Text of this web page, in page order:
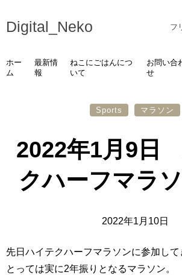
Digital_Neko フ
ホー
ム
最新情
報
ねこにごはんにつ
いて
お問い合
せ
Sports マラソン
2022年1月9日
クハーフマラ
2022年1月10日
先日ハイテクハーフマラソンに参加し
とっては実に2年振りとなるマラソン。